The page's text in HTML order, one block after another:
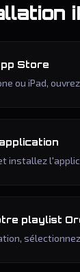
Store
ou iPad,
installez
playlist